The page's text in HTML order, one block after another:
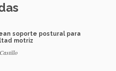
soporte postural para
motriz